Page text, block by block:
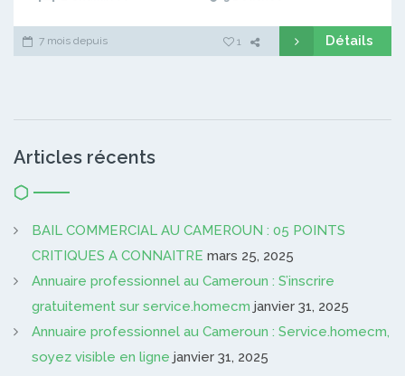
7 mois depuis 1 Détails
Articles récents
BAIL COMMERCIAL AU CAMEROUN : 05 POINTS
CRITIQUES A CONNAITRE mars 25, 2025
Annuaire professionnel au Cameroun : S’inscrire
gratuitement sur service.homecm janvier 31, 2025
Annuaire professionnel au Cameroun : Service.homecm,
soyez visible en ligne janvier 31, 2025